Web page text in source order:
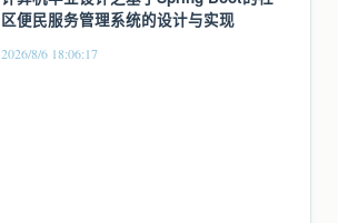
区便民服务管理系统的设计与实现
2026/8/6 18:06:17